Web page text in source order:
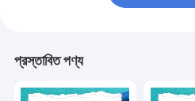
প্রস্তাবিত পণ্য